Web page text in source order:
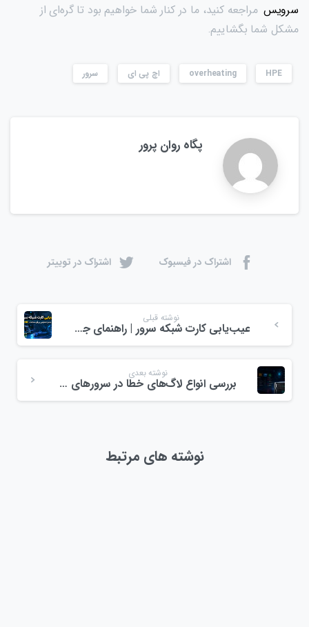
سرویس مراجعه کنید، ما در کنار شما خواهیم بود تا گره‌ای از
مشکل شما بگشاییم.
HPE
overheating اچ پی ای سرور
پگاه روان پرور
اشتراک در فیسبوک اشتراک در توییتر
نوشته قبلی
عیب‌یابی کارت شبکه سرور | راهنمای جامع تشخیص و رفع مشکلات NIC
نوشته بعدی
بررسی انواع لاگ‌های خطا در سرورهای HPE ProLiant DL580 Gen12 از طریق iLO
نوشته های مرتبط